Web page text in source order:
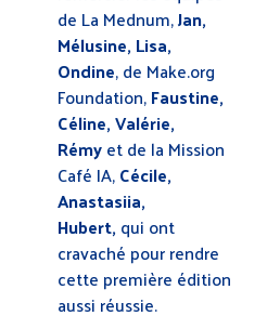
de La Mednum,Jan,
Mélusine, Lisa,
Ondine, de Make.org
Foundation,Faustine,
Céline, Valérie,
Rémyet de la Mission
Café IA,Cécile,
Anastasiia,
Hubert,qui ont
cravaché pour rendre
cette première édition
aussi réussie.